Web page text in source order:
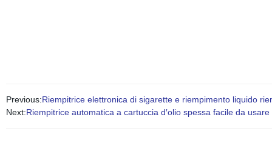
Previous:Riempitrice elettronica di sigarette e riempimento liquido
Next:Riempitrice automatica a cartuccia d′olio spessa facile da usare